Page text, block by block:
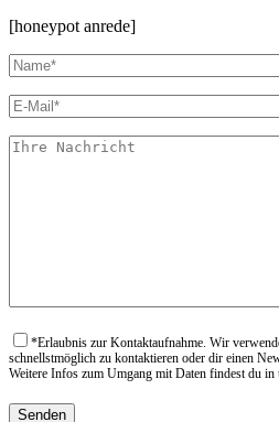
[honeypot anrede]
*Erlaubnis zur Kontaktaufnahme. Wir
schnellstmöglich zu kontaktieren oder dir einen
Weitere Infos zum Umgang mit Daten findest du in